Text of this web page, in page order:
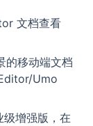
文档查看
的移动端文档
Umo
增强版，在